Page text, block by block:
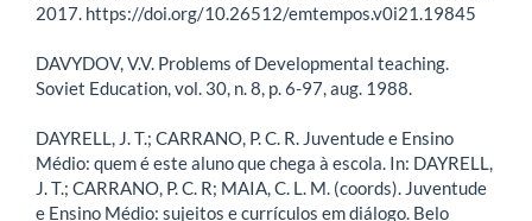
2017. https://doi.org/10.26512/emtempos.v0i21.19845
DAVYDOV, V.V. Problems of Developmental teaching.
Soviet Education, vol. 30, n. 8, p. 6-97, aug. 1988.
DAYRELL, J. T.; CARRANO, P. C. R. Juventude e Ensino
Médio: quem é este aluno que chega à escola. In: DAYRELL,
J. T.; CARRANO, P. C. R; MAIA, C. L. M. (coords). Juventude
e Ensino Médio: sujeitos e currículos em diálogo. Belo